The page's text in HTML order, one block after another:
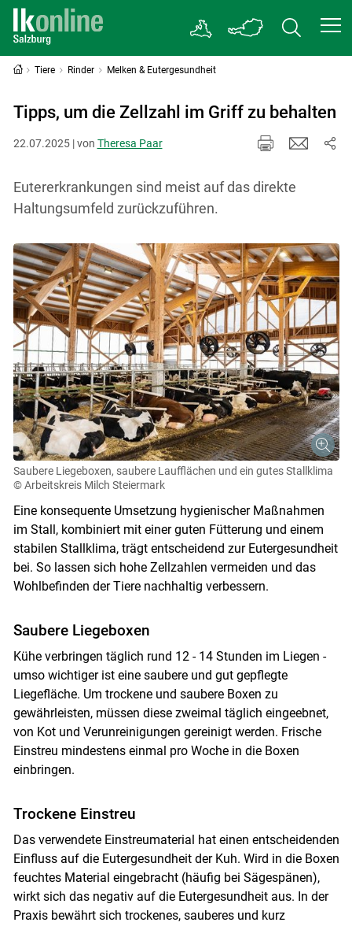
Tiere Rinder Melken & Eutergesundheit
Tipps, um die Zellzahl im Griff zu behalten
22.07.2025 | von Theresa Paar
Eutererkrankungen sind meist auf das direkte
Haltungsumfeld zurückzuführen.
Saubere Liegeboxen, saubere Laufflächen und ein gutes Stallklima
© Arbeitskreis Milch Steiermark
Eine konsequente Umsetzung hygienischer Maßnahmen
im Stall, kombiniert mit einer guten Fütterung und einem
stabilen Stallklima, trägt entscheidend zur Eutergesundheit
bei. So lassen sich hohe Zellzahlen vermeiden und das
Wohlbefinden der Tiere nachhaltig verbessern.
Saubere Liegeboxen
Kühe verbringen täglich rund 12 - 14 Stunden im Liegen -
umso wichtiger ist eine saubere und gut gepflegte
Liegefläche. Um trockene und saubere Boxen zu
gewährleisten, müssen diese zweimal täglich eingeebnet,
von Kot und Verunreinigungen gereinigt werden. Frische
Einstreu mindestens einmal pro Woche in die Boxen
einbringen.
Trockene Einstreu
Das verwendete Einstreumaterial hat einen entscheidenden
Einfluss auf die Eutergesundheit der Kuh. Wird in die Boxen
feuchtes Material eingebracht (häufig bei Sägespänen),
wirkt sich das negativ auf die Eutergesundheit aus. In der
Praxis bewährt sich trockenes, sauberes und kurz